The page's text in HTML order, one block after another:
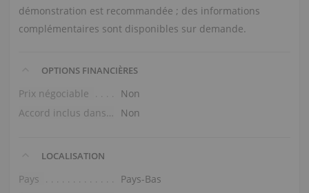
démonstration est recommandée ; des informations
complémentaires sont disponibles sur demande.
OPTIONS FINANCIÈRES
Prix négociable
Non
Accord inclus dans le prix
Non
LOCALISATION
Pays
Pays-Bas